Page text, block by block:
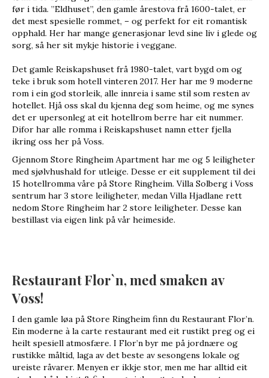
før i tida. ”Eldhuset”, den gamle årestova frå 1600-talet, er
det mest spesielle rommet, – og perfekt for eit romantisk
opphald. Her har mange generasjonar levd sine liv i glede og
sorg, så her sit mykje historie i veggane.
Det gamle Reiskapshuset frå 1980-talet, vart bygd om og
teke i bruk som hotell vinteren 2017. Her har me 9 moderne
rom i ein god storleik, alle innreia i same stil som resten av
hotellet. Hjå oss skal du kjenna deg som heime, og me synes
det er upersonleg at eit hotellrom berre har eit nummer.
Difor har alle romma i Reiskapshuset namn etter fjella
ikring oss her på Voss.
Gjennom Store Ringheim Apartment har me og 5 leiligheter
med sjølvhushald for utleige. Desse er eit supplement til dei
15 hotellromma våre på Store Ringheim. Villa Solberg i Voss
sentrum har 3 store leiligheter, medan Villa Hjadlane rett
nedom Store Ringheim har 2 store leiligheter. Desse kan
bestillast via eigen link på vår heimeside.
Restaurant Flor`n, med smaken av
Voss!
I den gamle løa på Store Ringheim finn du Restaurant Flor’n.
Ein moderne à la carte restaurant med eit rustikt preg og ei
heilt spesiell atmosfære. I Flor’n byr me på jordnære og
rustikke måltid, laga av det beste av sesongens lokale og
ureiste råvarer. Menyen er ikkje stor, men me har alltid eit